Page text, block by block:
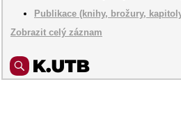
Publikace (knihy, brožury,
Zobrazit celý záznam